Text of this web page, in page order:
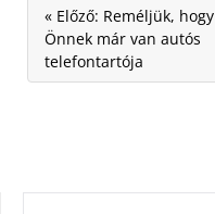
« Előző: Reméljük, hogy
Önnek már van autós
telefontartója